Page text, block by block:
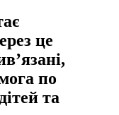
це
по
та